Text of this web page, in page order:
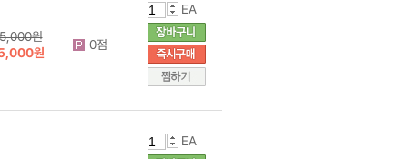
원
원
0점
EA
EA